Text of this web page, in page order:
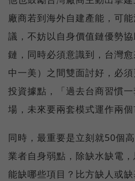
廠商若到海外自建產能，可
議，不妨以自身價值鏈優勢
鏈，同時必須意識到，台灣
中一美）之間雙面討好，必
投資據點，「過去台商習慣
場，未來要兩套模式運作兩個
同時，最重要是立刻就50個
業者自身弱點，除缺水缺電
能缺哪些項目？比方缺人或